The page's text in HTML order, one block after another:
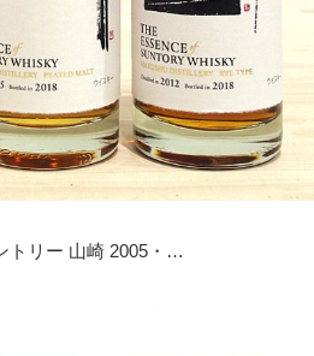
トリー 山崎 2005・…